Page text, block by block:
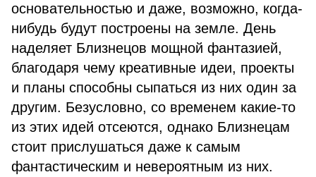
основательностью и даже, возможно, когда-
нибудь будут построены на земле. День
наделяет Близнецов мощной фантазией,
благодаря чему креативные идеи, проекты
и планы способны сыпаться из них один за
другим. Безусловно, со временем какие-то
из этих идей отсеются, однако Близнецам
стоит прислушаться даже к самым
фантастическим и невероятным из них.